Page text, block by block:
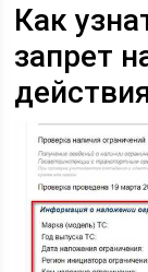
Как
запрет